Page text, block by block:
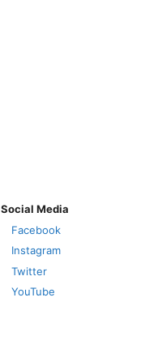
Social Media
Facebook
Instagram
Twitter
YouTube